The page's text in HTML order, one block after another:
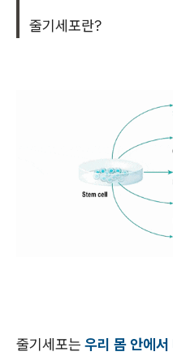
줄기세포란?
줄기세포는 우리 몸 안에